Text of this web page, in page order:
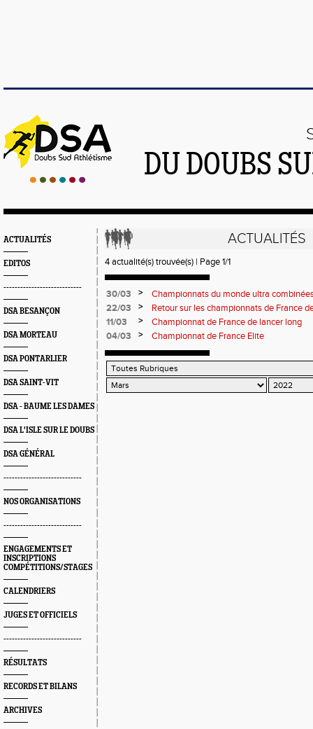
DU DOUBS
ACTUALITÉS
EDITOS
----------------------------
DSA BESANÇON
DSA MORTEAU
DSA PONTARLIER
DSA SAINT-VIT
DSA - BAUME LES DAMES
DSA L'ISLE SUR LE DOUBS
DSA GÉNÉRAL
----------------------------
NOS ORGANISATIONS
----------------------------
ENGAGEMENTS ET
INSCRIPTIONS
COMPÉTITIONS/STAGES
CALENDRIERS
JUGES ET OFFICIELS
----------------------------
RÉSULTATS
RECORDS ET BILANS
ARCHIVES
ACTUALITÉS
4 actualité(s) trouvée(s) | Page 1/1
30/03 >
Championnats du monde ultra
22/03
>
Retour sur les championnats de France
11/03
>
Championnat de France de lancer long
04/03
> Championnat de France Elite